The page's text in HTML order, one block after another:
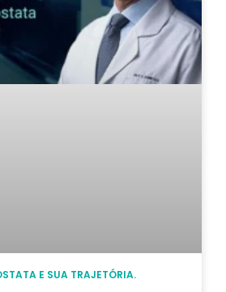
E SUA TRAJETÓRIA.